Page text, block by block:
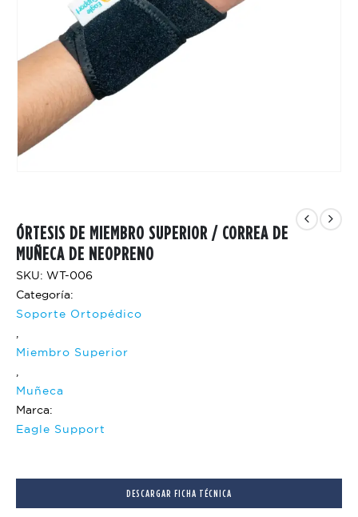
ÓRTESIS DE MIEMBRO SUPERIOR / CORREA DE
MUÑECA DE NEOPRENO
SKU: WT-006
Categoría:
Soporte Ortopédico
Miembro Superior
Muñeca
Marca:
Eagle Support
DESCARGAR FICHA TÉCNICA